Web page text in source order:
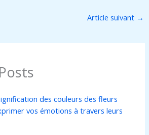
Article suivant →